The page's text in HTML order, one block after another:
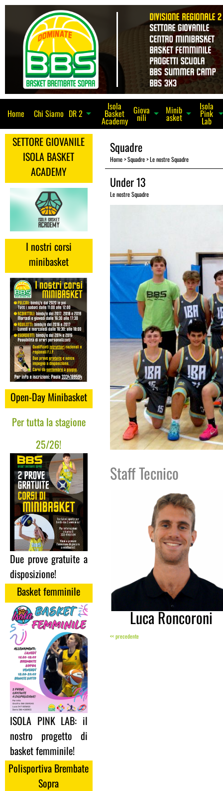
Home Chi Siamo DR 2 arrow_drop_down
Isola
Basket
Academy
Giova
nili arrow_drop_down Minib
asket arrow_drop_down
Isola
Pink
Lab
SETTORE GIOVANILE
ISOLA BASKET
ACADEMY
I nostri corsi
minibasket
Open-Day Minibasket
Per tutta la stagione
25/26!
Due prove gratuite a
disposizione!
Basket femminile
ISOLA PINK LAB: il
nostro progetto di
basket femminile!
Polisportiva Brembate
Sopra
Squadre
Home>Squadre>Le nostre Squadre
Under 13
Le nostre Squadre
Staff Tecnico
Luca Roncoroni
<< precedente